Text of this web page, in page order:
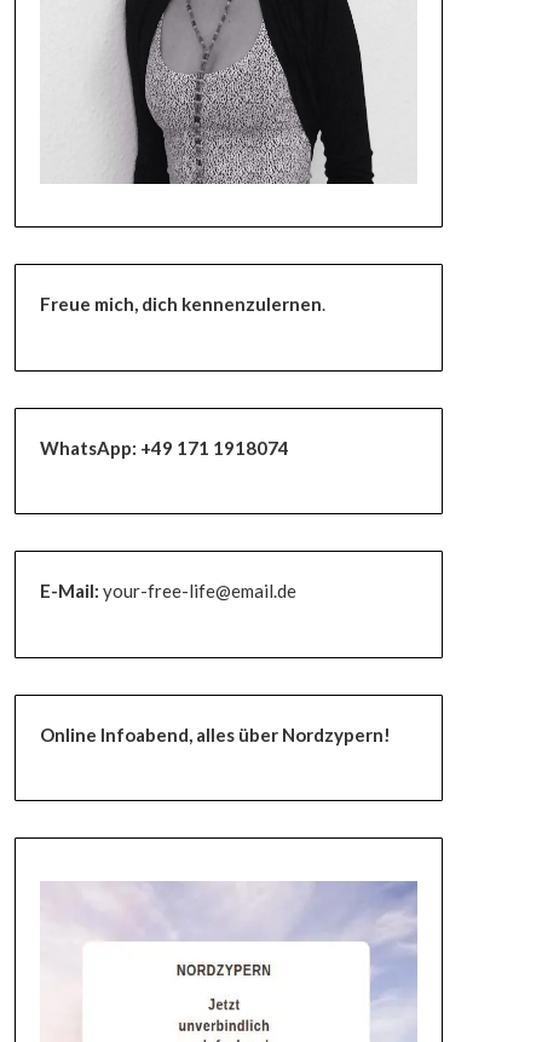
Freue mich, dich kennenzulernen.
WhatsApp: +49 171 1918074
E-Mail: your-free-life@email.de
Online Infoabend, alles über Nordzypern!